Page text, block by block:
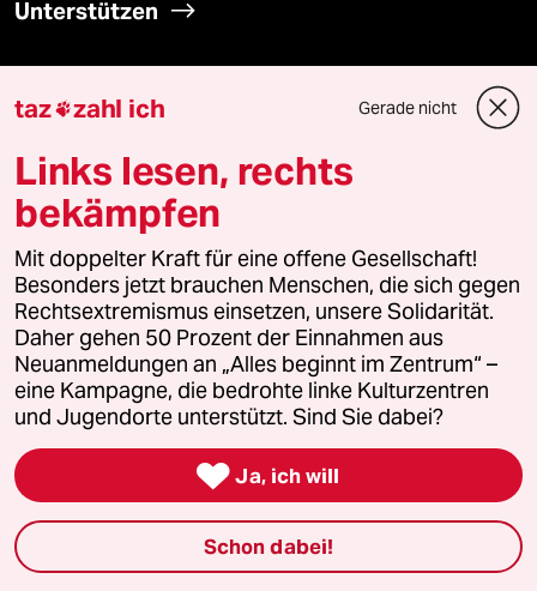
Unterstützen
taz zahl ich
recherchefonds ausland
panterstiftung
panterpreis 2026
Podcast
bundestalk
taz zahl ich Gerade nicht
Links lesen, rechts
bekämpfen
Mit doppelter Kraft für eine offene Gesellschaft!
Besonders jetzt brauchen Menschen, die sich gegen
Rechtsextremismus einsetzen, unsere Solidarität.
Daher gehen 50 Prozent der Einnahmen aus
Neuanmeldungen an „Alles beginnt im Zentrum“ –
eine Kampagne, die bedrohte linke Kulturzentren
und Jugendorte unterstützt. Sind Sie dabei?
 Ja, ich will
Schon dabei!